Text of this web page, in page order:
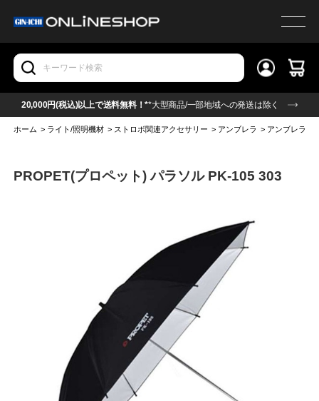
20,000円(税込)以上で送料無料！**大型商品/一部地域への発送は除く
ホーム > ライト/照明機材 > ストロボ関連アクセサリー > アンブレラ > アンブレラ(ホ
PROPET(プロペット) パラソル PK-105 303